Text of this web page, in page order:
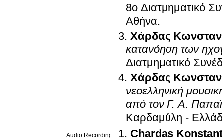
8ο Διατμηματικό
Αθήνα.
Χάρδας
κατανόηση των
Διατμηματικό
Χάρδας
νεοελληνική
από τον Γ. Α.
Καρδαμύλη -
Audio Recording
Chardas